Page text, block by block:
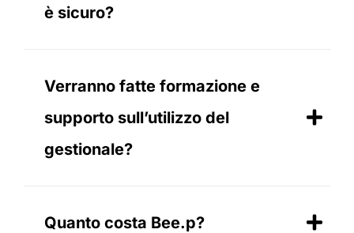
è sicuro?
Verranno fatte formazione e
supporto sull’utilizzo del
gestionale?
Quanto costa Bee.p?